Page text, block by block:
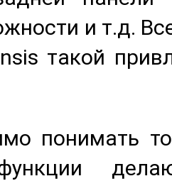
и т.д.
такой
понимать